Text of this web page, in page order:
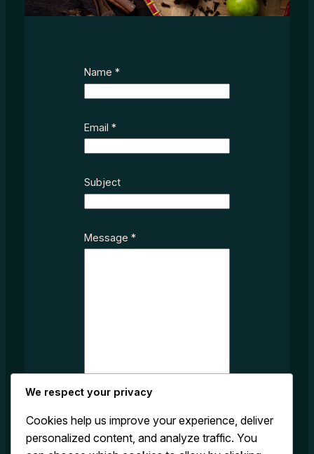
Name *
Email *
Subject
e
b
j
c
t
Message *
Submit
We respect your privacy
Cookies help us improve your experience, deliver
personalized content, and analyze traffic. You